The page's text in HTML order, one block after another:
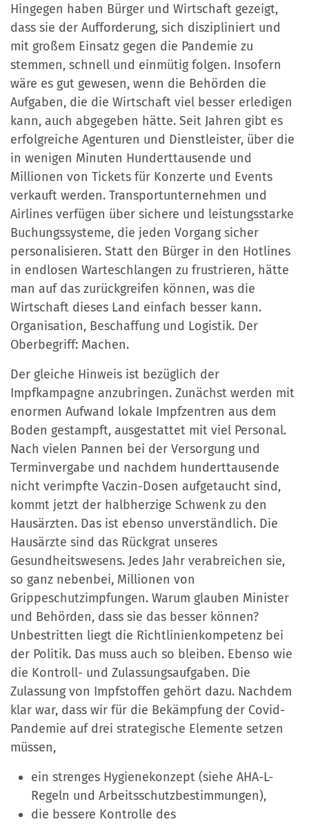
Hingegen haben Bürger und Wirtschaft gezeigt,
dass sie der Aufforderung, sich diszipliniert und
mit großem Einsatz gegen die Pandemie zu
stemmen, schnell und einmütig folgen. Insofern
wäre es gut gewesen, wenn die Behörden die
Aufgaben, die die Wirtschaft viel besser erledigen
kann, auch abgegeben hätte. Seit Jahren gibt es
erfolgreiche Agenturen und Dienstleister, über die
in wenigen Minuten Hunderttausende und
Millionen von Tickets für Konzerte und Events
verkauft werden. Transportunternehmen und
Airlines verfügen über sichere und leistungsstarke
Buchungssysteme, die jeden Vorgang sicher
personalisieren. Statt den Bürger in den Hotlines
in endlosen Warteschlangen zu frustrieren, hätte
man auf das zurückgreifen können, was die
Wirtschaft dieses Land einfach besser kann.
Organisation, Beschaffung und Logistik. Der
Oberbegriff: Machen.
Der gleiche Hinweis ist bezüglich der
Impfkampagne anzubringen. Zunächst werden mit
enormen Aufwand lokale Impfzentren aus dem
Boden gestampft, ausgestattet mit viel Personal.
Nach vielen Pannen bei der Versorgung und
Terminvergabe und nachdem hunderttausende
nicht verimpfte Vaczin-Dosen aufgetaucht sind,
kommt jetzt der halbherzige Schwenk zu den
Hausärzten. Das ist ebenso unverständlich. Die
Hausärzte sind das Rückgrat unseres
Gesundheitswesens. Jedes Jahr verabreichen sie,
so ganz nebenbei, Millionen von
Grippeschutzimpfungen. Warum glauben Minister
und Behörden, dass sie das besser können?
Unbestritten liegt die Richtlinienkompetenz bei
der Politik. Das muss auch so bleiben. Ebenso wie
die Kontroll- und Zulassungsaufgaben. Die
Zulassung von Impfstoffen gehört dazu. Nachdem
klar war, dass wir für die Bekämpfung der Covid-
Pandemie auf drei strategische Elemente setzen
müssen,
ein strenges Hygienekonzept (siehe AHA-L-
Regeln und Arbeitsschutzbestimmungen),
die bessere Kontrolle des